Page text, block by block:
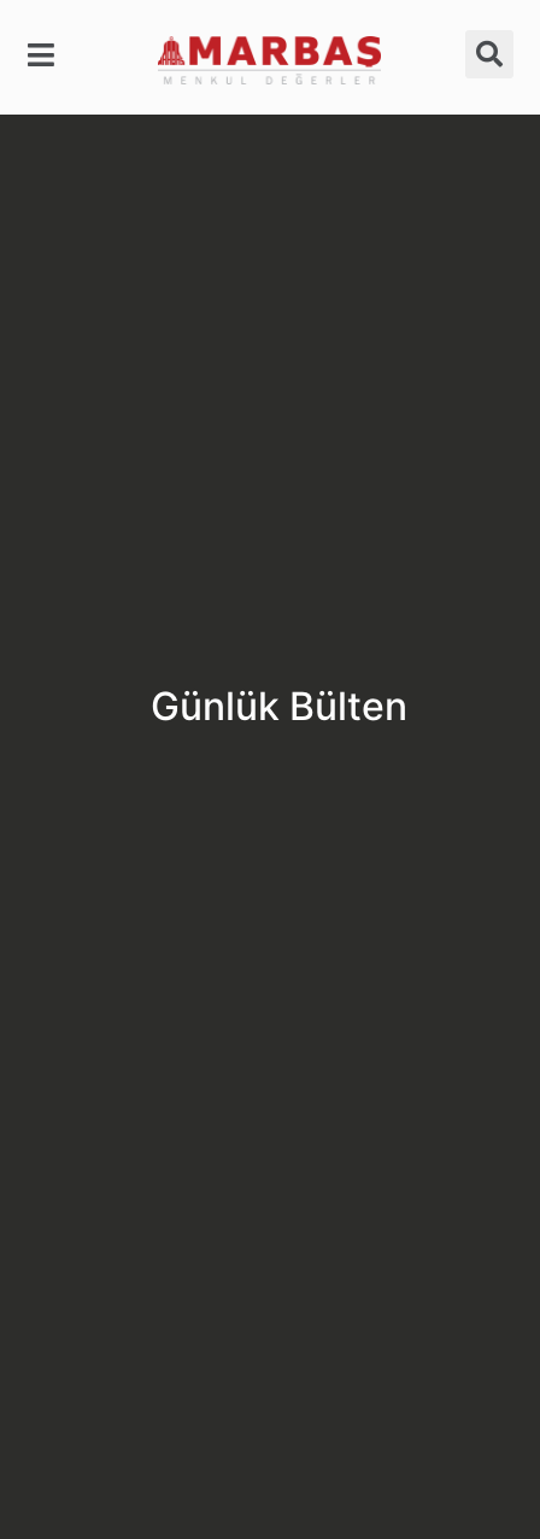
Günlük Bülten